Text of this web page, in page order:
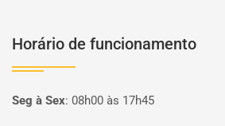
Horário de funcionamento
Seg à Sex: 08h00 às 17h45